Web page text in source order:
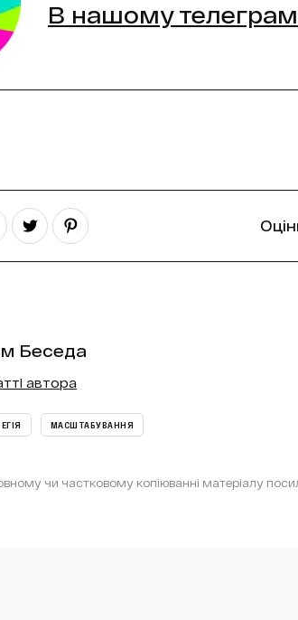
В нашому
Беседа
автора
МАСШТАБУВАННЯ
чи частковому копіюванні матеріалу